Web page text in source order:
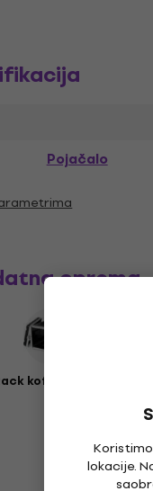
lokacije.
Pojačalo
oprema
koferi i stalci